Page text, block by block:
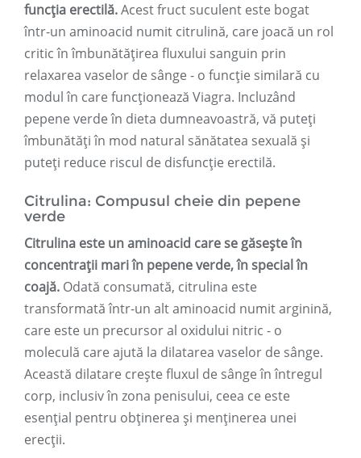
funcția erectilă.Acest fruct suculent este bogat
într-un aminoacid numit citrulină, care joacă un rol
critic în îmbunătățirea fluxului sanguin prin
relaxarea vaselor de sânge - o funcție similară cu
modul în care funcționează Viagra. Incluzând
pepene verde în dieta dumneavoastră, vă puteți
îmbunătăți în mod natural sănătatea sexuală și
puteți reduce riscul de disfuncție erectilă.
Citrulina: Compusul cheie din pepene
verde
Citrulina este un aminoacid care se găsește în
concentrații mari în pepene verde, în special în
coajă. Odată consumată, citrulina este
transformată într-un alt aminoacid numit arginină,
care este un precursor al oxidului nitric - o
moleculă care ajută la dilatarea vaselor de sânge.
Această dilatare crește fluxul de sânge în întregul
corp, inclusiv în zona penisului, ceea ce este
esențial pentru obținerea și menținerea unei
erecții.